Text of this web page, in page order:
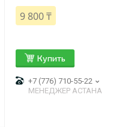
9 800 ₸
Купить
+7 (776) 710-55-22
МЕНЕДЖЕР АСТАНА